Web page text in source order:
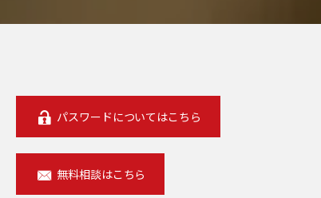
パスワードについてはこちら
無料相談はこちら